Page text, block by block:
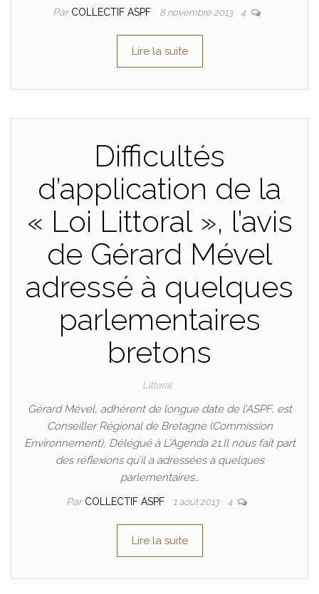
Par COLLECTIF ASPF 8 novembre 2013 4
Lire la suite
Difficultés
d’application de la
« Loi Littoral », l’avis
de Gérard Mével
adressé à quelques
parlementaires
bretons
Littoral
Gérard Mével, adhérent de longue date de l’ASPF, est
Conseiller Régional de Bretagne (Commission
Environnement), Délégué à L’Agenda 21.Il nous fait part
des réflexions qu’il a adressées à quelques
parlementaires…
Par COLLECTIF ASPF 1 août 2013 4
Lire la suite